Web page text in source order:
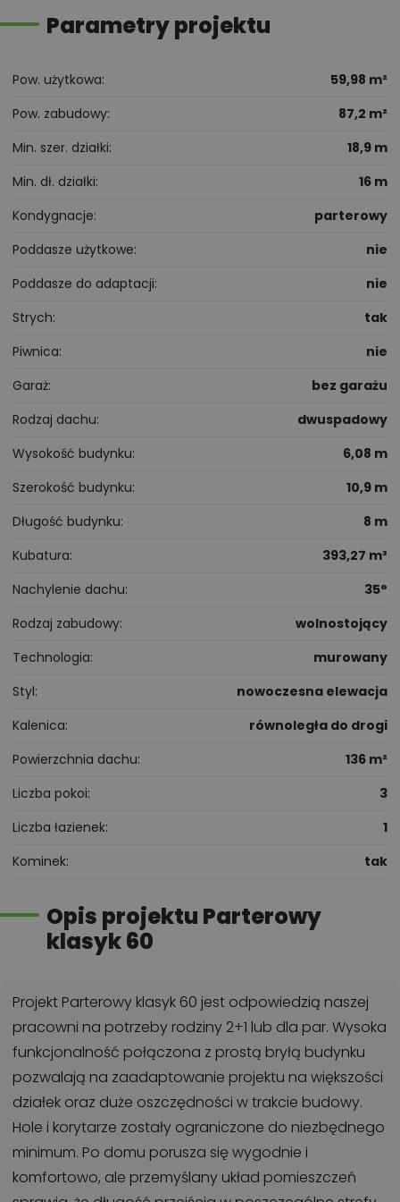
Parametry projektu
Pow. użytkowa
59,98 m²
Pow. zabudowy
87,2 m²
Min. szer. działki
18,9 m
Min. dł. działki
16 m
Kondygnacje
parterowy
Poddasze użytkowe
nie
Poddasze do adaptacji
nie
Strych
tak
Piwnica
nie
Garaż
bez garażu
Rodzaj dachu
dwuspadowy
Wysokość budynku
6,08 m
Szerokość budynku
10,9 m
Długość budynku
8 m
Kubatura
393,27 m³
Nachylenie dachu
35°
Rodzaj zabudowy
wolnostojący
Technologia
murowany
Styl
nowoczesna elewacja
Kalenica
równoległa do drogi
Powierzchnia dachu
136 m²
Liczba pokoi
3
Liczba łazienek
1
Kominek
tak
Opis projektu Parterowy
klasyk 60
Projekt Parterowy klasyk 60 jest odpowiedzią naszej
pracowni na potrzeby rodziny 2+1 lub dla par. Wysoka
funkcjonalność połączona z prostą bryłą budynku
pozwalają na zaadaptowanie projektu na większości
działek oraz duże oszczędności w trakcie budowy.
Hole i korytarze zostały ograniczone do niezbędnego
minimum. Po domu porusza się wygodnie i
komfortowo, ale przemyślany układ pomieszczeń